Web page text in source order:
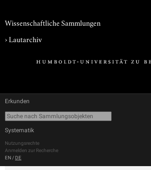
Wissenschaftliche Sammlungen
›Lautarchiv
Erkunden
Systematik
Nutzungsrechte
Anmelden zur Recherche
EN / DE